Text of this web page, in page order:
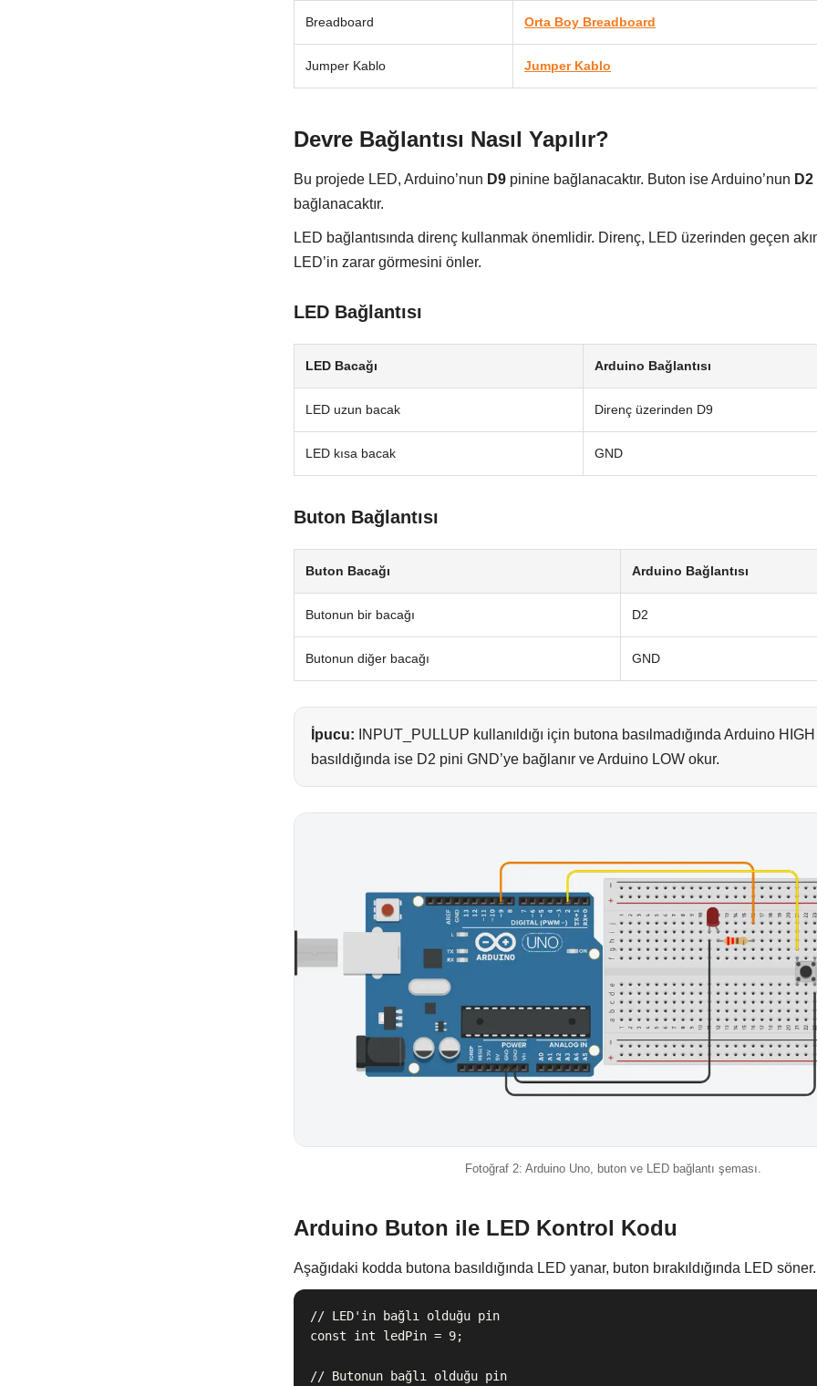
Breadboard Orta Boy Breadboard
Jumper Kablo Jumper Kablo
Devre Bağlantısı Nasıl Yapılır?
Bu projede LED, Arduino’nun D9 pinine bağlanacaktır. Buton ise Arduino’nun D2
bağlanacaktır.
LED bağlantısında direnç kullanmak önemlidir. Direnç, LED üzerinden geçen
LED’in zarar görmesini önler.
LED Bağlantısı
LED Bacağı Arduino Bağlantısı
LED uzun bacak Direnç üzerinden D9
LED kısa bacak GND
Buton Bağlantısı
Buton Bacağı Arduino Bağlantısı
Butonun bir bacağı D2
Butonun diğer bacağı GND
İpucu: INPUT_PULLUP kullanıldığı için butona basılmadığında Arduino
basıldığında ise D2 pini GND’ye bağlanır ve Arduino LOW okur.
Fotoğraf 2: Arduino Uno, buton ve LED bağlantı şeması.
Arduino Buton ile LED Kontrol Kodu
Aşağıdaki kodda butona basıldığında LED yanar, buton bırakıldığında LED söner.
// LED'in bağlı olduğu pin
const int ledPin = 9;
// Butonun bağlı olduğu pin